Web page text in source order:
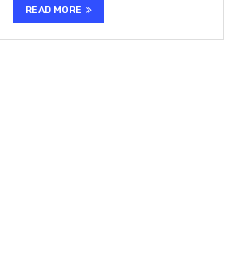
READ MORE